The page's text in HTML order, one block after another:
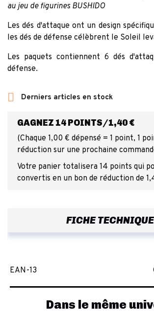
au jeu de figurines BUSHIDO
Les dés d'attaque ont un design
les dés de défense célèbrent le Soleil
Les paquets contiennent 6 dés
défense.
 Derniers articles en stock
GAGNEZ 14 POINTS/1,40 €
(Chaque 1,00 € dépensé = 1 point, 1
réduction sur une prochaine
Votre panier totalisera 14 points qui
convertis en un bon de réduction de
FICHE TECHNIQUE
EAN-13
Dans le même